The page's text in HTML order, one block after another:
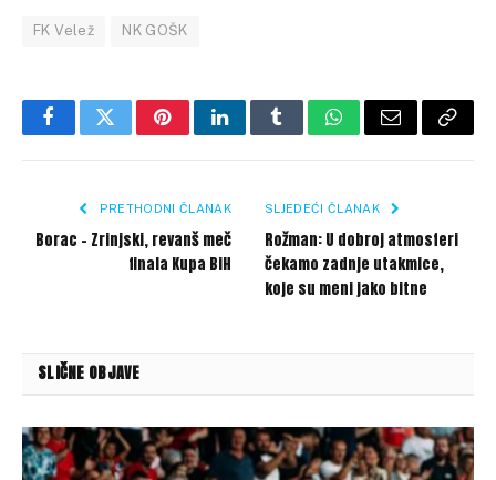
FK Velež NK GOŠK
FacebookTwitterPinterestLinkedInTumblrWhatsApp
Email Copy
PRETHODNI ČLANAK
Borac – Zrinjski, revanš meč
finala Kupa BiH
SLJEDEĆI ČLANAK
Rožman: U dobroj atmosferi
čekamo zadnje utakmice,
koje su meni jako bitne
SLIČNE OBJAVE